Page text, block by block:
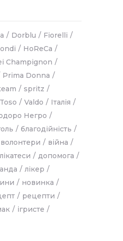
Dorblu
Fiorelli
HoReCa
Champignon
Prima Donna
spritz
Toso Valdo
Італія
Негро
благодійність
волонтери
війна
допомога
лікер
новинка
рецепти
ігристе